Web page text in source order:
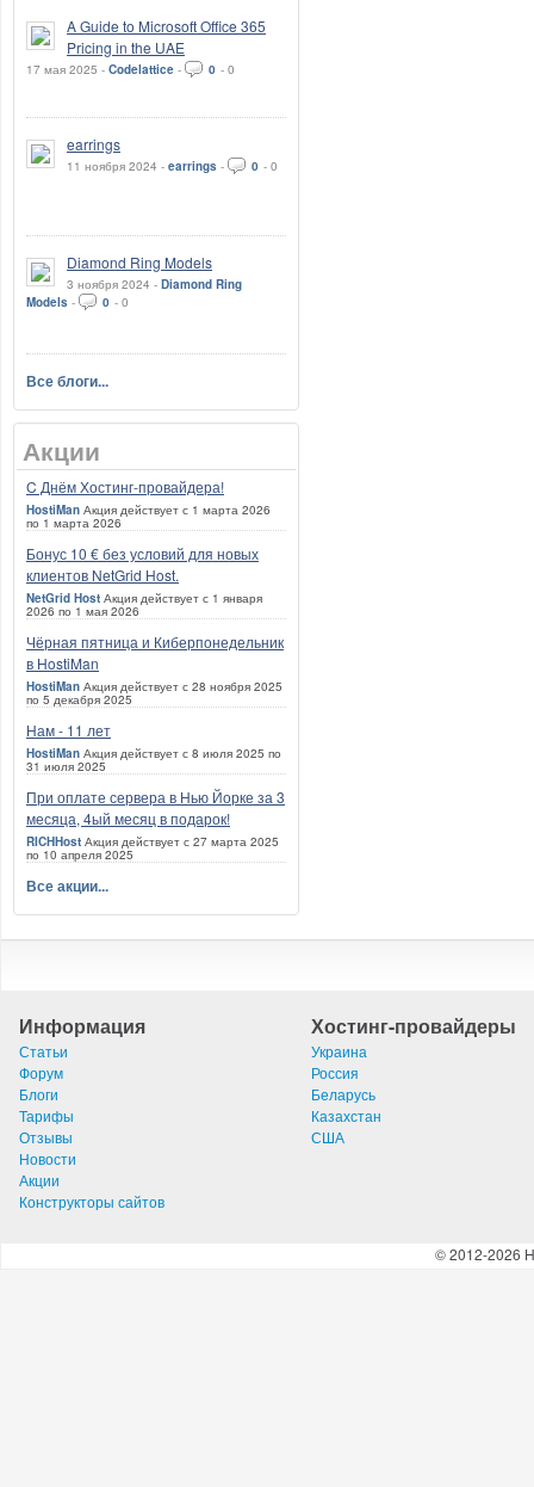
A Guide to Microsoft Office 365
Pricing in the UAE
17 мая 2025 - Codelattice - 0 - 0
earrings
11 ноября 2024 - earrings - 0 - 0
Diamond Ring Models
3 ноября 2024 - Diamond Ring
Models - 0 - 0
Все блоги...
Акции
C Днём Хостинг-провайдера!
HostiMan Акция действует с 1 марта 2026
по 1 марта 2026
Бонус 10 € без условий для новых
клиентов NetGrid Host.
NetGrid Host Акция действует с 1 января
2026 по 1 мая 2026
Чёрная пятница и Киберпонедельник
в HostiMan
HostiMan Акция действует с 28 ноября 2025
по 5 декабря 2025
Нам - 11 лет
HostiMan Акция действует с 8 июля 2025 по
31 июля 2025
При оплате сервера в Нью Йорке за 3
месяца, 4ый месяц в подарок!
RICHHost Акция действует с 27 марта 2025
по 10 апреля 2025
Все акции...
Информация
Статьи
Форум
Блоги
Тарифы
Отзывы
Новости
Акции
Конструкторы сайтов
Хостинг-провайдеры
Украина
Россия
Беларусь
Казахстан
США
© 2012-2026